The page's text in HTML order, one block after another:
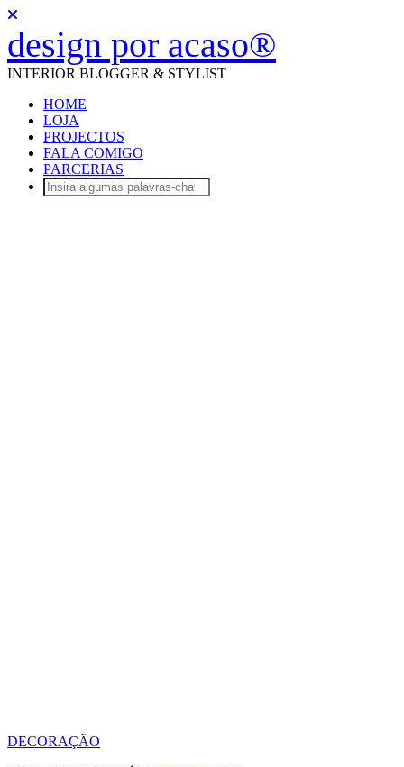
design por acaso®
INTERIOR BLOGGER & STYLIST
HOME
LOJA
PROJECTOS
FALA COMIGO
PARCERIAS
DECORAÇÃO